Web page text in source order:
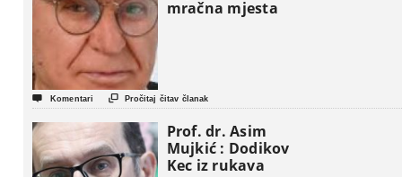
mračna mjesta
 Komentari  Pročitaj čitav članak
Prof. dr. Asim
Mujkić : Dodikov
Kec iz rukava